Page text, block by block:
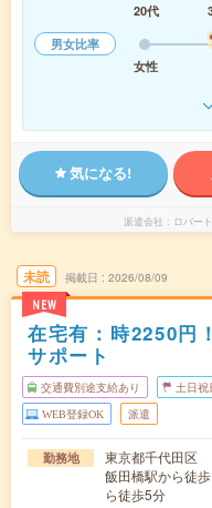
20代
男女比率
女性
気になる!
派遣会社 ロバー
未読
NEW
掲載日 2026/08/09
在宅有：時2250円
サポート
交通費別途支給あり 土日祝
WEB登録OK 派遣
勤務地
東京都千代田区
飯田橋駅から徒
ら徒歩5分